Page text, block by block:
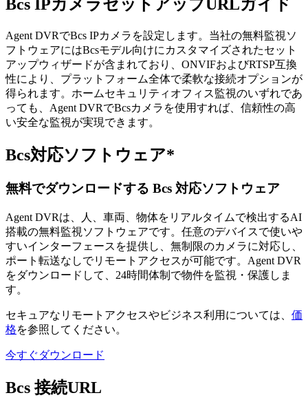
Bcs IPカメラセットアップURLガイド
Agent DVRでBcs IPカメラを設定します。当社の無料監視ソ
フトウェアにはBcsモデル向けにカスタマイズされたセット
アップウィザードが含まれており、ONVIFおよびRTSP互換
性により、プラットフォーム全体で柔軟な接続オプションが
得られます。ホームセキュリティオフィス監視のいずれであ
っても、Agent DVRでBcsカメラを使用すれば、信頼性の高
い安全な監視が実現できます。
Bcs対応ソフトウェア*
無料でダウンロードする Bcs 対応ソフトウェア
Agent DVRは、人、車両、物体をリアルタイムで検出するAI
搭載の無料監視ソフトウェアです。任意のデバイスで使いや
すいインターフェースを提供し、無制限のカメラに対応し、
ポート転送なしでリモートアクセスが可能です。Agent DVR
をダウンロードして、24時間体制で物件を監視・保護しま
す。
セキュアなリモートアクセスやビジネス利用については、 価
格を参照してください。
今すぐダウンロード
Bcs 接続URL